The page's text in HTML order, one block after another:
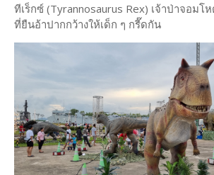
ทีเร็กซ์ (Tyrannosaurus Rex) เจ้าป่าจอมโ
ที่ยืนอ้าปากกว้างให้เด็ก ๆ กรี๊ดกัน